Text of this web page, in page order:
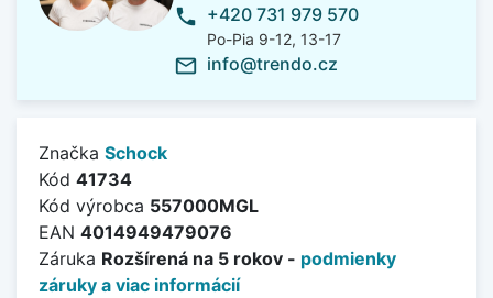
phone +420 731 979 570
Po-Pia 9-12, 13-17
mail_outline info@trendo.cz
Značka Schock
Kód 41734
Kód výrobca 557000MGL
EAN 4014949479076
Záruka Rozšírená na 5 rokov - podmienky
záruky a viac informácií